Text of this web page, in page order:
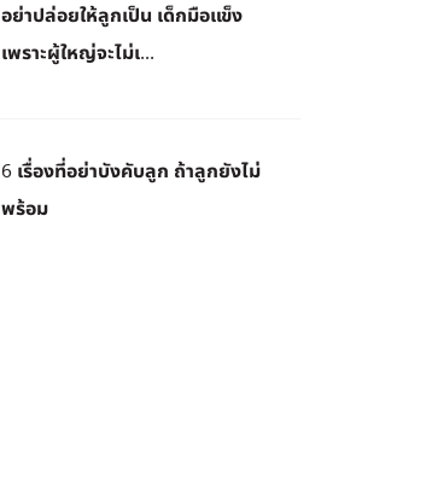
อย่าปล่อยให้ลูกเป็น เด็กมือแข็ง
เพราะผู้ใหญ่จะไม่เ...
6 เรื่องที่อย่าบังคับลูก ถ้าลูกยังไม่
พร้อม